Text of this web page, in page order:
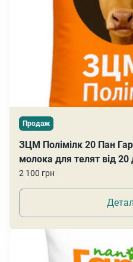
Продаж
ЗЦМ Полімілк 20 Пан
молока для телят від 20
2 100 грн